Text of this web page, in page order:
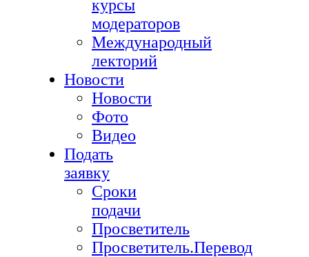
курсы
модераторов
Международный
лекторий
Новости
Новости
Фото
Видео
Подать
заявку
Сроки
подачи
Просветитель
Просветитель.Перевод